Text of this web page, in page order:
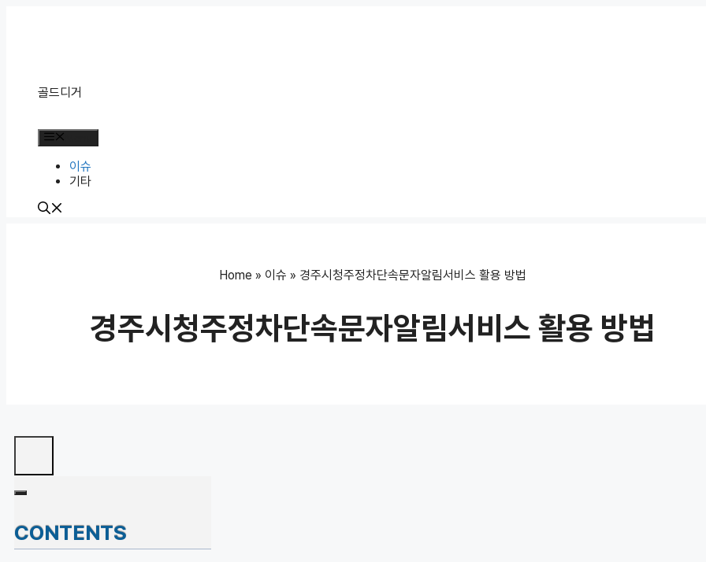
골드디거
이슈
기타
Home » 이슈 » 경주시청주정차단속문자알림서비스 활용 방법
경주시청주정차단속문자알림서비스 활용 방법
CONTENTS